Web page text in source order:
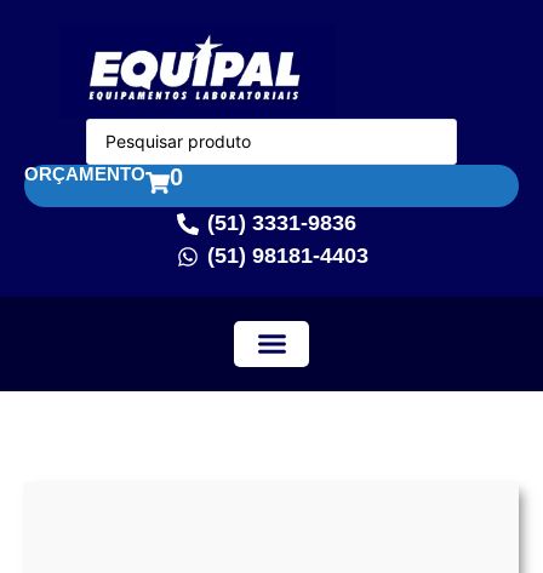
ORÇAMENTO 0
(51) 3331-9836
(51) 98181-4403